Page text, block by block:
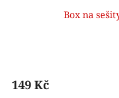
Box na
149 Kč